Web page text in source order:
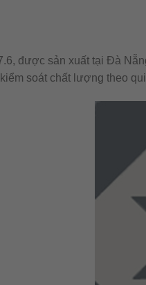
được sản xuất tại Đà
soát chất lượng theo